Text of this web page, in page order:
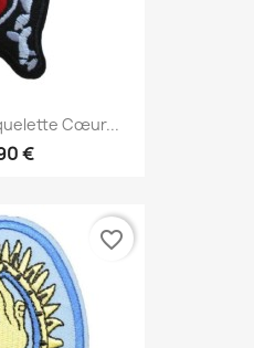
Cœur...
€
favorite_border